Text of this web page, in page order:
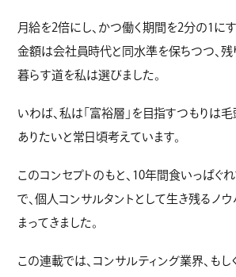
月給を2倍にし、かつ働く期間を2分の1に
金額は会社員時代と同水準を保ちつつ、
暮らす道を私は選びました。
いわば、私は「富裕層」を目指すつもりは毛
ありたいと常日頃考えています。
このコンセプトのもと、10年間食いっぱぐ
で、個人コンサルタントとして生き残るノ
まってきました。
この連載では、コンサルティング業界、もし